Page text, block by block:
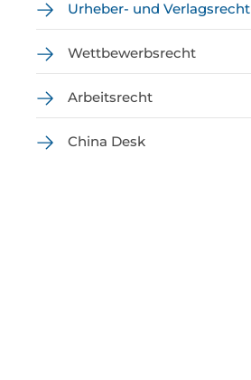
Urheber- und Verlagsrecht
Wettbewerbsrecht
Arbeitsrecht
China Desk